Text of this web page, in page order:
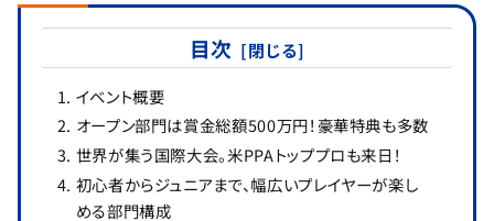
目次
イベント概要
オープン部門は賞金総額500万円！豪華特典も多数
世界が集う国際大会。米PPAトッププロも来日！
初心者からジュニアまで、幅広いプレイヤーが楽し
める部門構成